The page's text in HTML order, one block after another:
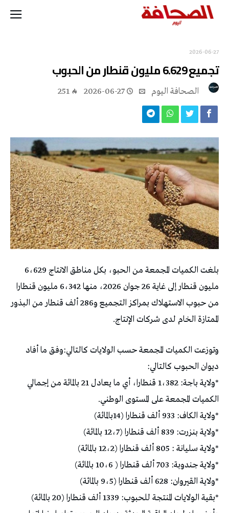
2026-06-27
تجميع 6.629 مليون قنطار من الحبوب
2026-06-27
251
بلغت الكميات المجمعة من الحبو، بكل مناطق الانتاج 6،629
مليون قنطار إلى غاية 26 جوان 2026، منها 6،342 مليون قنطارا
من حبوب الاستهلاك بمراكز التجميع و286 ألف قنطار من البذور
الممتازة الخام لدى شركات الإنتاج.
وتوزعت الكميات المجمعة حسب الولايات كالتالي:وفق ما أفاد
ديوان الحبوب كالتالي:
*ولاية باجة: 1،382 قنطارا، أي ما يعادل 21 بالمائة من إجمالي
الكميات المجمعة على المستوى الوطني.
*ولاية الكاف: 933 ألف قنطارا (14بالمائة)
*ولاية بنزرت: 839 ألف قنطارا (12،7 بالمائة)
*ولاية سليانة : 805 ألف قنطارا (12،2 بالمائة)
*ولاية جندوبة: 703 ألف قنطارا ( 10،6 بالمائة)
*ولاية القيروان: 628 ألف قنطارا (9،5 بالمائة)
*بقية الولايات المنتجة للحبوب: 1339 ألف قنطارا (20 بالمائة)